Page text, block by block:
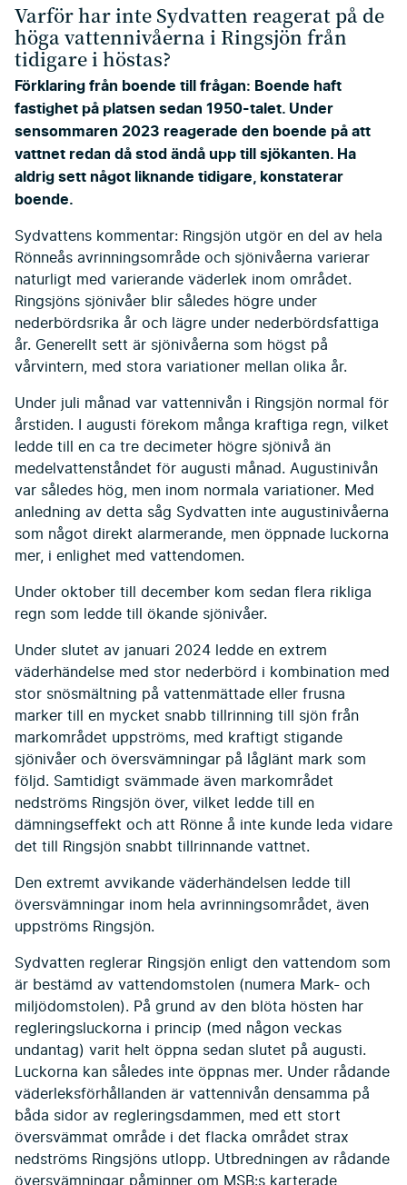
Varför har inte Sydvatten reagerat på de
höga vattennivåerna i Ringsjön från
tidigare i höstas?
Förklaring från boende till frågan: Boende haft
fastighet på platsen sedan 1950-talet. Under
sensommaren 2023 reagerade den boende på att
vattnet redan då stod ändå upp till sjökanten. Ha
aldrig sett något liknande tidigare, konstaterar
boende.
Sydvattens kommentar: Ringsjön utgör en del av hela
Rönneås avrinningsområde och sjönivåerna varierar
naturligt med varierande väderlek inom området.
Ringsjöns sjönivåer blir således högre under
nederbördsrika år och lägre under nederbördsfattiga
år. Generellt sett är sjönivåerna som högst på
vårvintern, med stora variationer mellan olika år.
Under juli månad var vattennivån i Ringsjön normal för
årstiden. I augusti förekom många kraftiga regn, vilket
ledde till en ca tre decimeter högre sjönivå än
medelvattenståndet för augusti månad. Augustinivån
var således hög, men inom normala variationer. Med
anledning av detta såg Sydvatten inte augustinivåerna
som något direkt alarmerande, men öppnade luckorna
mer, i enlighet med vattendomen.
Under oktober till december kom sedan flera rikliga
regn som ledde till ökande sjönivåer.
Under slutet av januari 2024 ledde en extrem
väderhändelse med stor nederbörd i kombination med
stor snösmältning på vattenmättade eller frusna
marker till en mycket snabb tillrinning till sjön från
markområdet uppströms, med kraftigt stigande
sjönivåer och översvämningar på låglänt mark som
följd. Samtidigt svämmade även markområdet
nedströms Ringsjön över, vilket ledde till en
dämningseffekt och att Rönne å inte kunde leda vidare
det till Ringsjön snabbt tillrinnande vattnet.
Den extremt avvikande väderhändelsen ledde till
översvämningar inom hela avrinningsområdet, även
uppströms Ringsjön.
Sydvatten reglerar Ringsjön enligt den vattendom som
är bestämd av vattendomstolen (numera Mark- och
miljödomstolen). På grund av den blöta hösten har
regleringsluckorna i princip (med någon veckas
undantag) varit helt öppna sedan slutet på augusti.
Luckorna kan således inte öppnas mer. Under rådande
väderleksförhållanden är vattennivån densamma på
båda sidor av regleringsdammen, med ett stort
översvämmat område i det flacka området strax
nedströms Ringsjöns utlopp. Utbredningen av rådande
översvämningar påminner om MSB:s karterade